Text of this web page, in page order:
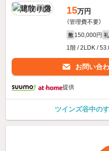
15万円
（管理費不要）
敷 150,000円 礼
1階 / 2LDK /
お問い合
提供
ツインズ谷中の